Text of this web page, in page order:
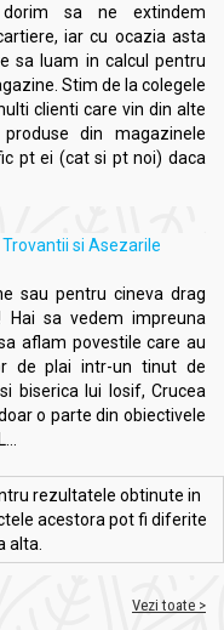
sa ne extindem
iar cu ocazia asta
sa luam in calcul pentru
Stim de la colegele
clienti care vin din alte
din magazinele
pt ei (cat si pt noi) daca
si Asezarile
sau pentru cineva drag
Hai sa vedem impreuna
aflam povestile care au
de plai intr-un tinut de
biserica lui Iosif, Crucea
o parte din obiectivele
rezultatele obtinute in
acestora pot fi diferite
alta.
Vezi toate >